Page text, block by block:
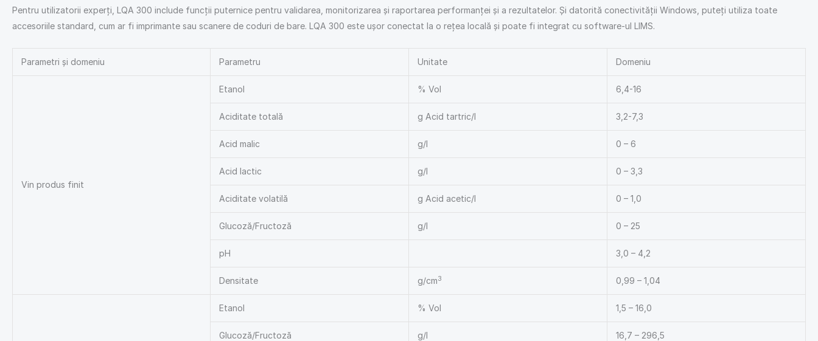
Pentru utilizatorii experți, LQA 300 include funcții puternice pentru validarea, monitorizarea și raportarea performanței și a rezultatelor. Și datorită conectivității Windows, puteți utiliza toate
accesoriile standard, cum ar fi imprimante sau scanere de coduri de bare. LQA 300 este ușor conectat la o rețea locală și poate fi integrat cu software-ul LIMS.
Parametri și domeniu Parametru Unitate Domeniu
Vin produs finit
Etanol % Vol 6,4-16
Aciditate totală g Acid tartric/l 3,2-7,3
Acid malic g/l 0 – 6
Acid lactic g/l 0 – 3,3
Aciditate volatilă g Acid acetic/l 0 – 1,0
Glucoză/Fructoză g/l 0 – 25
pH 3,0 – 4,2
Densitate g/cm3 0,99 – 1,04
Etanol % Vol 1,5 – 16,0
Glucoză/Fructoză g/l 16,7 – 296,5